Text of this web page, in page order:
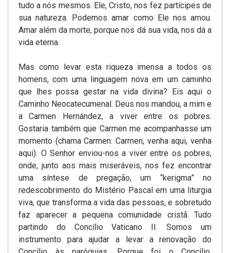
tudo a nós mesmos. Ele, Cristo, nos fez partícipes de
sua natureza. Podemos amar como Ele nos amou.
Amar além da morte, porque nos dá sua vida, nos dá a
vida eterna.
Mas como levar esta riqueza imensa a todos os
homens, com uma linguagem nova em um caminho
que lhes possa gestar na vida divina? Eis aqui o
Caminho Neocatecumenal. Deus nos mandou, a mim e
a Carmen Hernández, a viver entre os pobres.
Gostaria também que Carmen me acompanhasse um
momento (chama Carmen: Carmen, venha aqui, venha
aqui). O Senhor enviou-nos a viver entre os pobres,
onde, junto aos mais miseráveis, nos fez encontrar
uma síntese de pregação, um “kerigma” no
redescobrimento do Mistério Pascal em uma liturgia
viva, que transforma a vida das pessoas, e sobretudo
faz aparecer a pequena comunidade cristã. Tudo
partindo do Concílio Vaticano II. Somos um
instrumento para ajudar a levar a renovação do